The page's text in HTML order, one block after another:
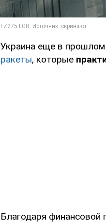
Украина еще в прошлом
ракеты, которые
Благодаря финансовой